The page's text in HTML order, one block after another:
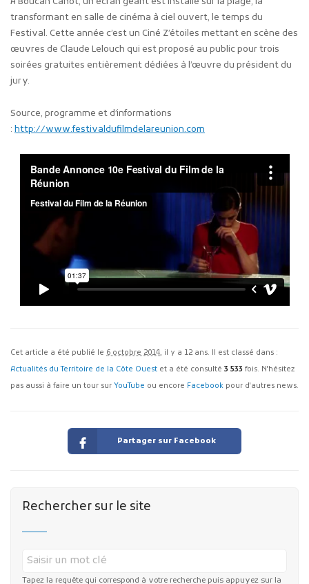
transformant en salle de cinéma à ciel ouvert, le temps du
Festival. Cette année c’est un Ciné Z’étoiles mettant en scène des
œuvres de Claude Lelouch qui est proposé au public pour trois
soirées gratuites entièrement dédiées à l’œuvre du président du
jury.
Source, programme et d’informations
: http://www.festivaldufilmdelareunion.com
Cet article a été publié le 6 octobre 2014, il y a 12 ans. Il est classé dans :
Actualités du Territoire de la Côte Ouest et a été consulté 3 533 fois. N'hésitez
pas aussi à faire un tour sur YouTube ou encore Facebook pour d'autres news.
Partager sur Facebook
Rechercher sur le site
Tapez la requête qui correspond à votre recherche puis appuyez sur la